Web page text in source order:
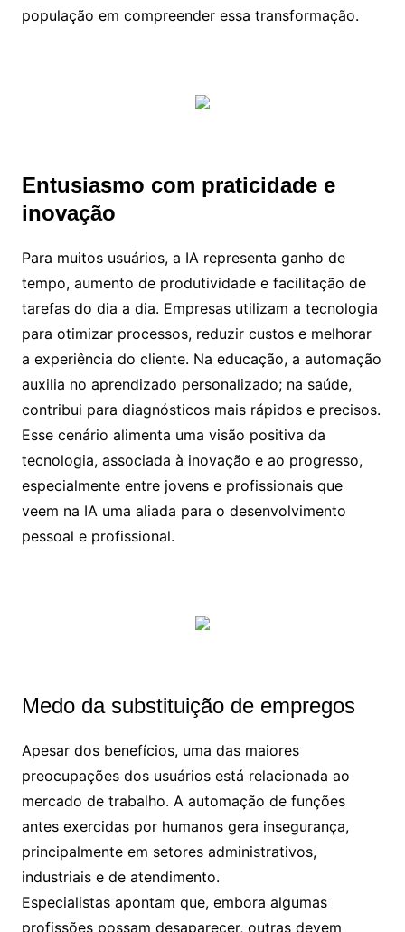
população em compreender essa transformação.
Entusiasmo com praticidade e
inovação
Para muitos usuários, a IA representa ganho de
tempo, aumento de produtividade e facilitação de
tarefas do dia a dia. Empresas utilizam a tecnologia
para otimizar processos, reduzir custos e melhorar
a experiência do cliente. Na educação, a automação
auxilia no aprendizado personalizado; na saúde,
contribui para diagnósticos mais rápidos e precisos.
Esse cenário alimenta uma visão positiva da
tecnologia, associada à inovação e ao progresso,
especialmente entre jovens e profissionais que
veem na IA uma aliada para o desenvolvimento
pessoal e profissional.
Medo da substituição de empregos
Apesar dos benefícios, uma das maiores
preocupações dos usuários está relacionada ao
mercado de trabalho. A automação de funções
antes exercidas por humanos gera insegurança,
principalmente em setores administrativos,
industriais e de atendimento.
Especialistas apontam que, embora algumas
profissões possam desaparecer, outras devem